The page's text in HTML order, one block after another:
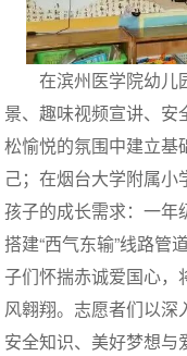
在滨州医学院幼儿
景、趣味视频宣讲、安
松愉悦的氛围中建立基
己；在烟台大学附属
孩子的成长需求：一年
搭建“西气东输”线路管
子们怀揣赤诚爱国心，
风翱翔。志愿者们以
安全知识、美好梦想与